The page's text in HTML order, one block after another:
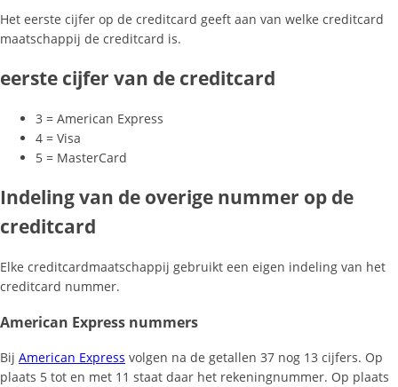
Het eerste cijfer op de creditcard geeft aan van welke creditcard
maatschappij de creditcard is.
eerste cijfer van de creditcard
3 = American Express
4 = Visa
5 = MasterCard
Indeling van de overige nummer op de
creditcard
Elke creditcardmaatschappij gebruikt een eigen indeling van het
creditcard nummer.
American Express nummers
Bij American Express volgen na de getallen 37 nog 13 cijfers. Op
plaats 5 tot en met 11 staat daar het rekeningnummer. Op plaats